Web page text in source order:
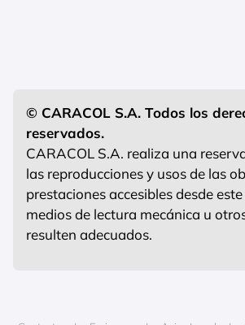
© CARACOL S.A. Todos los
reservados.
CARACOL S.A. realiza una
las reproducciones y usos de las
prestaciones accesibles desde
medios de lectura mecánica u
resulten adecuados.